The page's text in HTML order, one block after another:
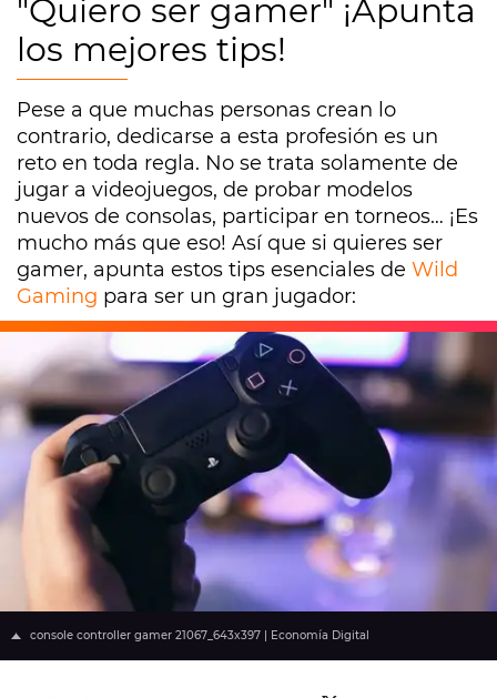
"Quiero ser gamer" ¡Apunta
los mejores tips!
Pese a que muchas personas crean lo
contrario, dedicarse a esta profesión es un
reto en toda regla. No se trata solamente de
jugar a videojuegos, de probar modelos
nuevos de consolas, participar en torneos… ¡Es
mucho más que eso! Así que si quieres ser
gamer, apunta estos tips esenciales de Wild
Gaming para ser un gran jugador:
console controller gamer 21067_643x397 | Economía Digital